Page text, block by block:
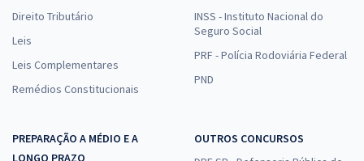
Direito Tributário
Leis
Leis Complementares
Remédios Constitucionais
INSS - Instituto Nacional do
Seguro Social
PRF - Polícia Rodoviária Federal
PND
PREPARAÇÃO A MÉDIO E A
LONGO PRAZO
OUTROS CONCURSOS